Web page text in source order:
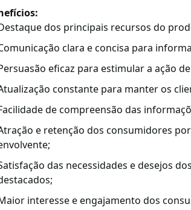
dos principais recursos do
clara e concisa para
eficaz para estimular a ação
constante para manter os
de compreensão das
e retenção dos consumidores
das necessidades e desejos
interesse e engajamento dos